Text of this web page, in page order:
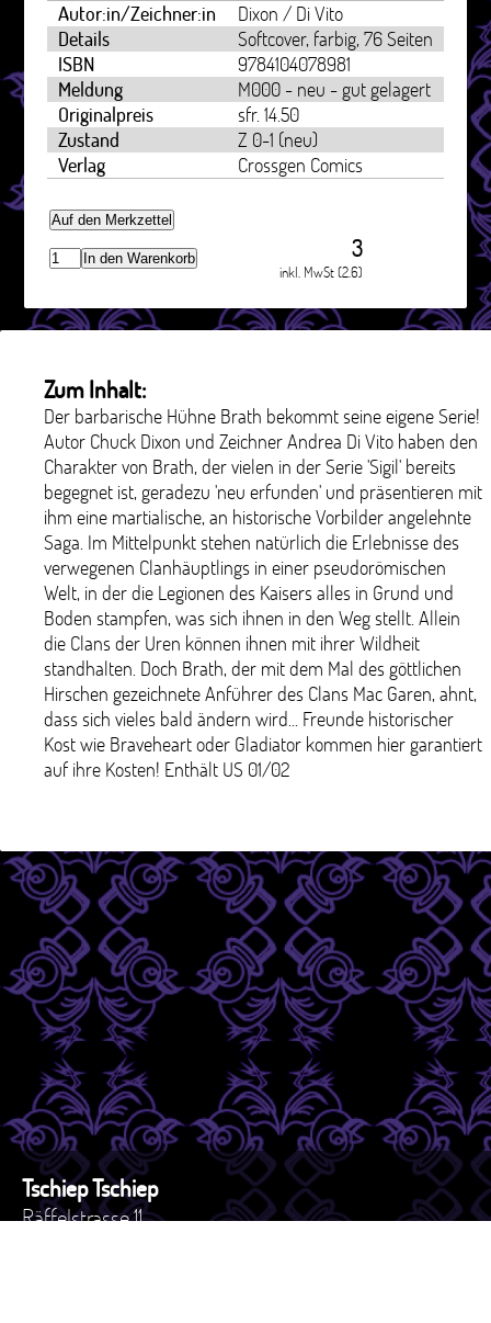
Autor:in/Zeichner:in
Dixon / Di Vito
Details
Softcover, farbig, 76 Seiten
ISBN
9784104078981
Meldung
M000 - neu - gut gelagert
Originalpreis
sfr. 14.50
Zustand
Z 0-1 (neu)
Verlag
Crossgen Comics
Auf den Merkzettel
In den Warenkorb 3
inkl. MwSt (2.6)
Zum Inhalt:
Der barbarische Hühne Brath bekommt seine eigene Serie!
Autor Chuck Dixon und Zeichner Andrea Di Vito haben den
Charakter von Brath, der vielen in der Serie 'Sigil' bereits
begegnet ist, geradezu 'neu erfunden' und präsentieren mit
ihm eine martialische, an historische Vorbilder angelehnte
Saga. Im Mittelpunkt stehen natürlich die Erlebnisse des
verwegenen Clanhäuptlings in einer pseudorömischen
Welt, in der die Legionen des Kaisers alles in Grund und
Boden stampfen, was sich ihnen in den Weg stellt. Allein
die Clans der Uren können ihnen mit ihrer Wildheit
standhalten. Doch Brath, der mit dem Mal des göttlichen
Hirschen gezeichnete Anführer des Clans Mac Garen, ahnt,
dass sich vieles bald ändern wird... Freunde historischer
Kost wie Braveheart oder Gladiator kommen hier garantiert
auf ihre Kosten! Enthält US 01/02
Tschiep Tschiep
Räffelstrasse 11